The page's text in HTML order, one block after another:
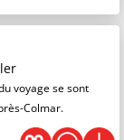
voyage se sont
Colmar.